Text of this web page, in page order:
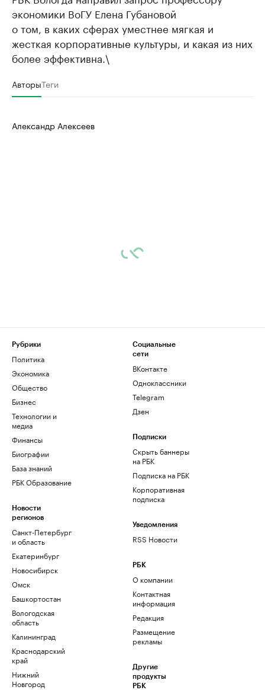
экономики ВоГУ Елена Губановой
о том, в каких сферах уместнее мягкая и
жесткая корпоративные культуры, и какая из них
более эффективна.\
АвторыТеги
Александр Алексеев
Рубрики
Политика
Экономика
Общество
Бизнес
Технологии и
медиа
Финансы
Биографии
База знаний
РБК Образование
Новости
регионов
Санкт-Петербург
и область
Екатеринбург
Новосибирск
Омск
Башкортостан
Вологодская
область
Калининград
Краснодарский
край
Нижний
Новгород
Социальные
сети
ВКонтакте
Одноклассники
Telegram
Дзен
Подписки
Скрыть баннеры
на РБК
Подписка на РБК
Корпоративная
подписка
Уведомления
RSS Новости
РБК
О компании
Контактная
информация
Редакция
Размещение
рекламы
Другие
продукты
РБК